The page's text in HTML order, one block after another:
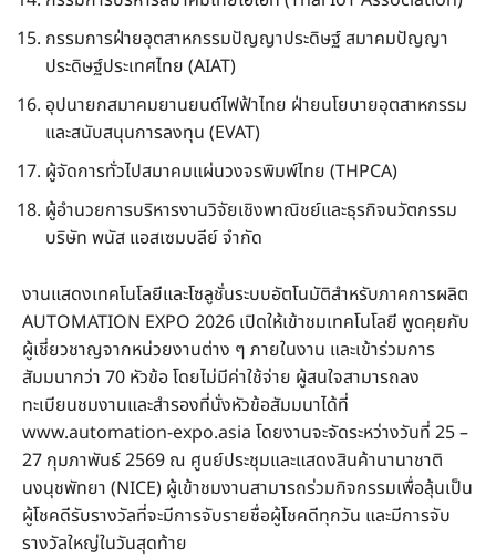
กรรมการฝ่ายอุตสาหกรรมปัญญาประดิษฐ์ สมาคมปัญญา
ประดิษฐ์ประเทศไทย (AIAT)
อุปนายกสมาคมยานยนต์ไฟฟ้าไทย ฝ่ายนโยบายอุตสาหกรรม
และสนับสนุนการลงทุน (EVAT)
ผู้จัดการทั่วไปสมาคมแผ่นวงจรพิมพ์ไทย (THPCA)
ผู้อำนวยการบริหารงานวิจัยเชิงพาณิชย์และธุรกิจนวัตกรรม
บริษัท พนัส แอสเซมบลีย์ จำกัด
งานแสดงเทคโนโลยีและโซลูชั่นระบบอัตโนมัติสำหรับภาคการผลิต
AUTOMATION EXPO 2026 เปิดให้เข้าชมเทคโนโลยี พูดคุยกับ
ผู้เชี่ยวชาญจากหน่วยงานต่าง ๆ ภายในงาน และเข้าร่วมการ
สัมมนากว่า 70 หัวข้อ โดยไม่มีค่าใช้จ่าย ผู้สนใจสามารถลง
ทะเบียนชมงานและสำรองที่นั่งหัวข้อสัมมนาได้ที่
www.automation-expo.asia โดยงานจะจัดระหว่างวันที่ 25 –
27 กุมภาพันธ์ 2569 ณ ศูนย์ประชุมและแสดงสินค้านานาชาติ
นงนุชพัทยา (NICE) ผู้เข้าชมงานสามารถร่วมกิจกรรมเพื่อลุ้นเป็น
ผู้โชคดีรับรางวัลที่จะมีการจับรายชื่อผู้โชคดีทุกวัน และมีการจับ
รางวัลใหญ่ในวันสุดท้าย